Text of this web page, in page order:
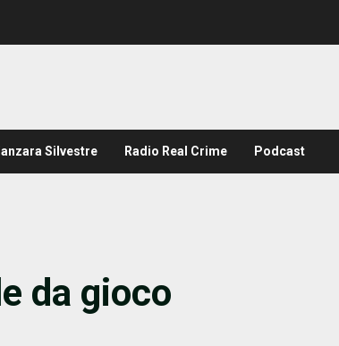
Silvestre Radio Real Crime Podcast
da gioco